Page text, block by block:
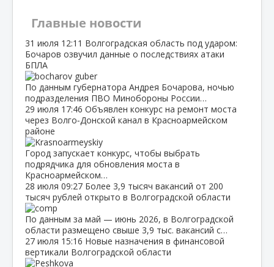
Главные новости
31 июля 12:11 Волгоградская область под ударом:
Бочаров озвучил данные о последствиях атаки
БПЛА
По данным губернатора Андрея Бочарова, ночью
подразделения ПВО Минобороны России…
29 июля 17:46 Объявлен конкурс на ремонт моста
через Волго‑Донской канал в Красноармейском
районе
Город запускает конкурс, чтобы выбрать
подрядчика для обновления моста в
Красноармейском…
28 июля 09:27 Более 3,9 тысяч вакансий от 200
тысяч рублей открыто в Волгоградской области
По данным за май — июнь 2026, в Волгоградской
области размещено свыше 3,9 тыс. вакансий с…
27 июля 15:16 Новые назначения в финансовой
вертикали Волгоградской области